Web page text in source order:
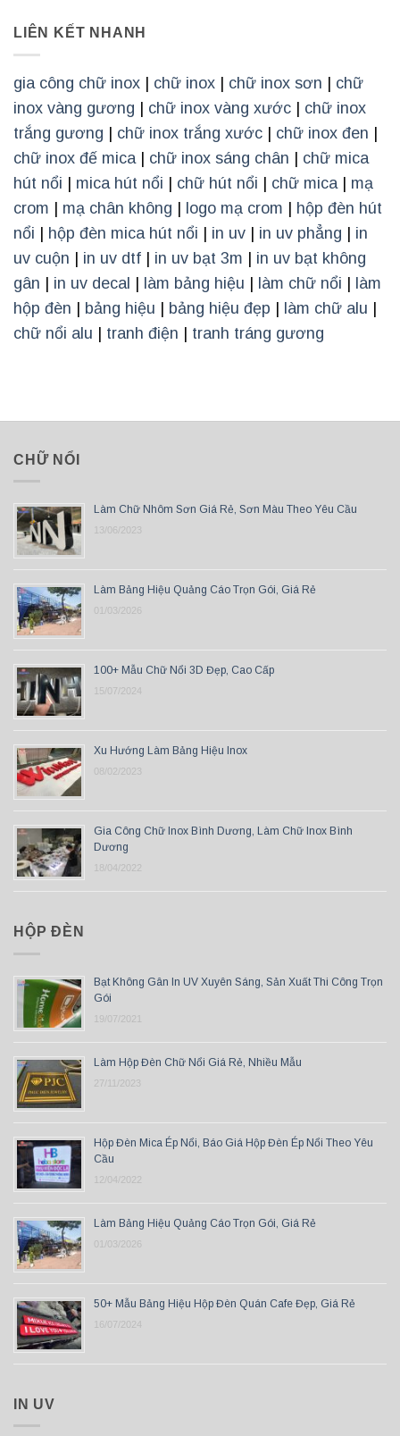
LIÊN KẾT NHANH
gia công chữ inox | chữ inox | chữ inox sơn | chữ
inox vàng gương | chữ inox vàng xước | chữ inox
trắng gương | chữ inox trắng xước | chữ inox đen |
chữ inox đế mica | chữ inox sáng chân | chữ mica
hút nổi | mica hút nổi | chữ hút nổi | chữ mica | mạ
crom | mạ chân không | logo mạ crom | hộp đèn hút
nổi | hộp đèn mica hút nổi | in uv | in uv phẳng | in
uv cuộn | in uv dtf | in uv bạt 3m | in uv bạt không
gân | in uv decal | làm bảng hiệu | làm chữ nổi | làm
hộp đèn | bảng hiệu | bảng hiệu đẹp | làm chữ alu |
chữ nổi alu | tranh điện | tranh tráng gương
CHỮ NỔI
Làm Chữ Nhôm Sơn Giá Rẻ, Sơn Màu Theo Yêu Cầu
13/06/2023
Làm Bảng Hiệu Quảng Cáo Trọn Gói, Giá Rẻ
01/03/2026
100+ Mẫu Chữ Nổi 3D Đẹp, Cao Cấp
15/07/2024
Xu Hướng Làm Bảng Hiệu Inox
08/02/2023
Gia Công Chữ Inox Bình Dương, Làm Chữ Inox Bình
Dương
18/04/2022
HỘP ĐÈN
Bạt Không Gân In UV Xuyên Sáng, Sản Xuất Thi Công Trọn
Gói
19/07/2021
Làm Hộp Đèn Chữ Nổi Giá Rẻ, Nhiều Mẫu
27/11/2023
Hộp Đèn Mica Ép Nổi, Báo Giá Hộp Đèn Ép Nổi Theo Yêu
Cầu
12/04/2022
Làm Bảng Hiệu Quảng Cáo Trọn Gói, Giá Rẻ
01/03/2026
50+ Mẫu Bảng Hiệu Hộp Đèn Quán Cafe Đẹp, Giá Rẻ
16/07/2024
IN UV